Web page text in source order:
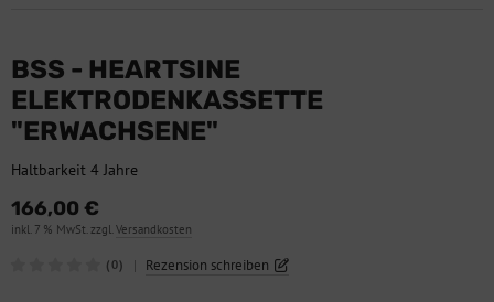
BSS - HEARTSINE
ELEKTRODENKASSETTE
"ERWACHSENE"
Haltbarkeit 4 Jahre
166,00 €
inkl. 7 % MwSt. zzgl.Versandkosten
(0) | Rezension schreiben